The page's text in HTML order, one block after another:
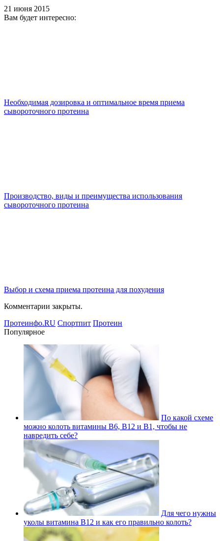
21 июня 2015
Вам будет интересно:
Необходимая дозировка и оптимальное время приема
сывороточного протеина
Производство, виды и преимущества использования
сывороточного протеина
Выбор и схема приема протеина для похудения
Комментарии закрыты.
Протеинфо.RU Спортпит Протеин
Популярное
По какой схеме
можно колоть витамины В6, В12 и В1, чтобы не
навредить себе?
Для чего нужны
уколы витамина В12 и как его правильно колоть?